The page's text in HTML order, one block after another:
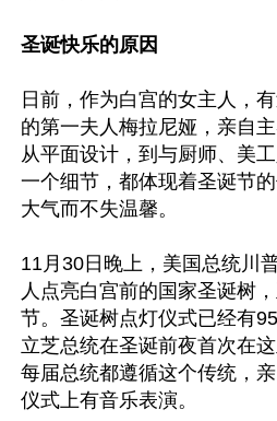
圣诞快乐的原因
日前，作为白宫的女主人，
的第一夫人梅拉尼娅，亲自
从平面设计，到与厨师、美
一个细节，都体现着圣诞节
大气而不失温馨。
11月30日晚上，美国总统川
人点亮白宫前的国家圣诞树
节。圣诞树点灯仪式已经有
立芝总统在圣诞前夜首次在
每届总统都遵循这个传统，
仪式上有音乐表演。